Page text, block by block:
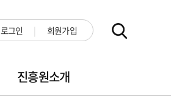
로그인 회원가입
진흥원소개